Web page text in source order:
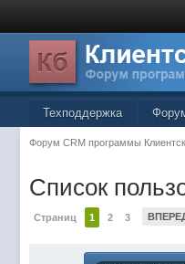
Техподдержка
Форум CRM программы
Список
Страниц 1 2 3